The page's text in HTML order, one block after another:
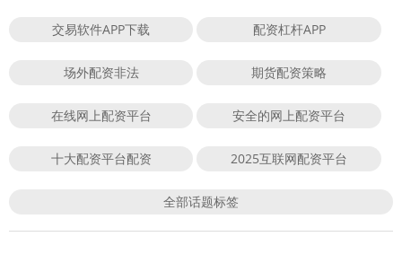
交易软件APP下载 配资杠杆APP
场外配资非法 期货配资策略
在线网上配资平台 安全的网上配资平台
十大配资平台配资 2025互联网配资平台
全部话题标签